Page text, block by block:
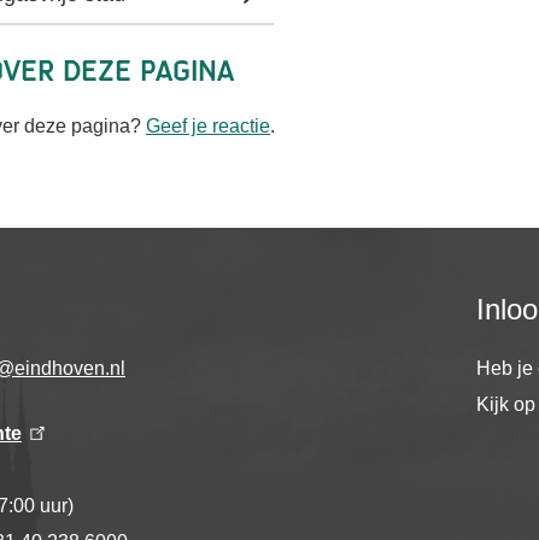
deze pagina
deze pagina? Geef je reactie.
uur)
Heb je
Kijk